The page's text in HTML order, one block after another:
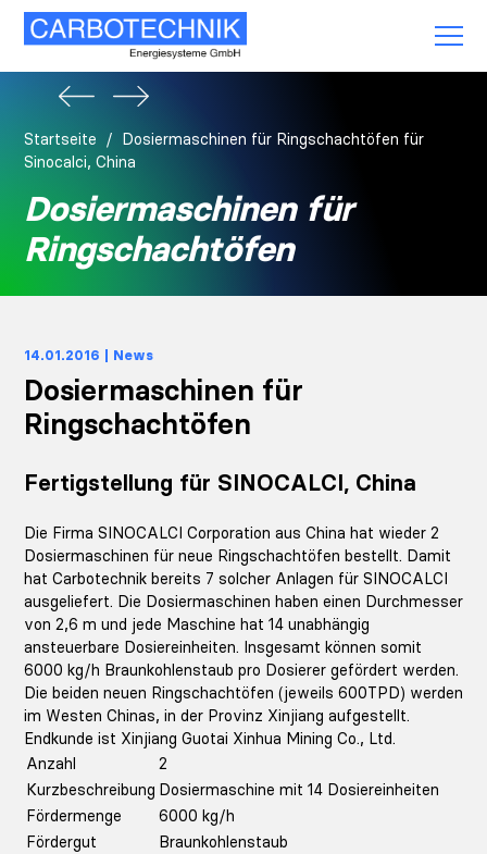
Startseite
Dosiermaschinen für Ringschachtöfen für
Sinocalci, China
Dosiermaschinen für
Ringschachtöfen
14.01.2016 | News
Dosiermaschinen für
Ringschachtöfen
Fertigstellung für SINOCALCI, China
Die Firma SINOCALCI Corporation aus China hat wieder 2
Dosiermaschinen für neue Ringschachtöfen bestellt. Damit
hat Carbotechnik bereits 7 solcher Anlagen für SINOCALCI
ausgeliefert. Die Dosiermaschinen haben einen Durchmesser
von 2,6 m und jede Maschine hat 14 unabhängig
ansteuerbare Dosiereinheiten. Insgesamt können somit
6000 kg/h Braunkohlenstaub pro Dosierer gefördert werden.
Die beiden neuen Ringschachtöfen (jeweils 600TPD) werden
im Westen Chinas, in der Provinz Xinjiang aufgestellt.
Endkunde ist Xinjiang Guotai Xinhua Mining Co., Ltd.
Anzahl
2
Kurzbeschreibung Dosiermaschine mit 14 Dosiereinheiten
Fördermenge
6000 kg/h
Fördergut
Braunkohlenstaub